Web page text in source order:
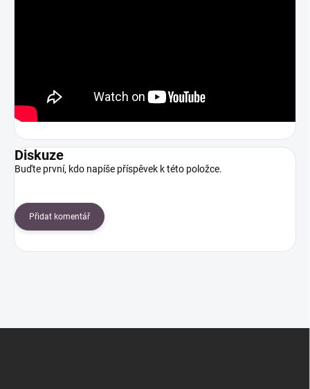
Diskuze
Buďte první, kdo napíše příspěvek k této položce.
Přidat komentář